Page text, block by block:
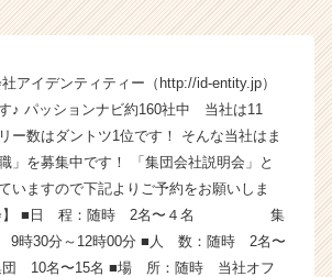
【株
会
社
ア
デ
ン
テ
ィ
テ
アイデンティティー（http://id-entity.jp）
♪ パッションナビ約160社中 当社は11
ー数はダントツ1位です！ そんな当社はま
」を募集中です！ 「集団会社説明会」と
いますので下記よりご予約をお願いしま
会】 ■日 程：随時 2名〜４名 集
9時30分～12時00分 ■人 数：随時 2名〜
〜15名 ■場 所：随時 当社オフ